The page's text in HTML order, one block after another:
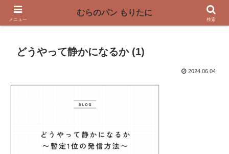
〜奈良県曽爾村の薪窯パン屋〜
どうやって静かになるか (1)
2024.06.04
メニュー
むらのパン もりたに
検索